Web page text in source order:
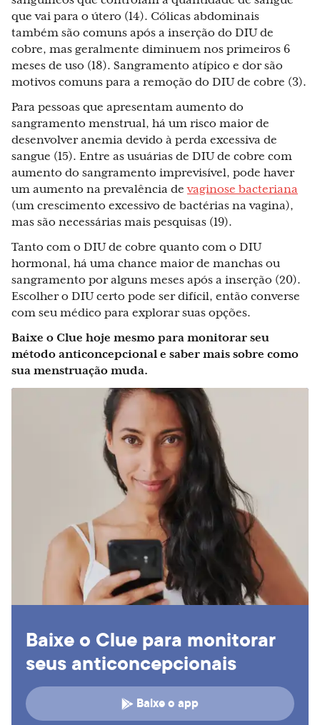
que vai para o útero (14). Cólicas abdominais
também são comuns após a inserção do DIU de
cobre, mas geralmente diminuem nos primeiros 6
meses de uso (18). Sangramento atípico e dor são
motivos comuns para a remoção do DIU de cobre (3).
Para pessoas que apresentam aumento do
sangramento menstrual, há um risco maior de
desenvolver anemia devido à perda excessiva de
sangue (15). Entre as usuárias de DIU de cobre com
aumento do sangramento imprevisível, pode haver
um aumento na prevalência devaginose bacteriana
(um crescimento excessivo de bactérias na vagina),
mas são necessárias mais pesquisas (19).
Tanto com o DIU de cobre quanto com o DIU
hormonal, há uma chance maior de manchas ou
sangramento por alguns meses após a inserção (20).
Escolher o DIU certo pode ser difícil, então converse
com seu médico para explorar suas opções.
Baixe o Clue hoje mesmo para monitorar seu
método anticoncepcional e saber mais sobre como
sua menstruação muda.
Baixe o Clue para monitorar
seus anticoncepcionais
Baixe o app